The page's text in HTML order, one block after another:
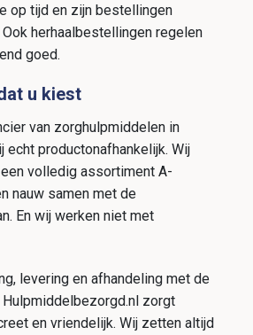
op tijd en zijn bestellingen
herhaalbestellingen regelen
goed.
u kiest
van zorghulpmiddelen in
echt productonafhankelijk. Wij
volledig assortiment A-
nauw samen met de
En wij werken niet met
levering en afhandeling met de
zorgt
en vriendelijk. Wij zetten altijd